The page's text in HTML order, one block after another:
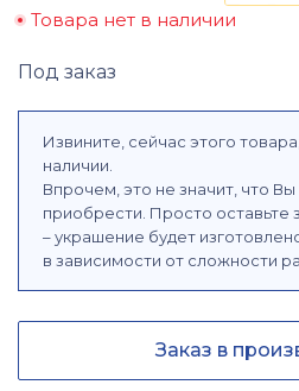
Товара нет в наличии
Под заказ
Извините, сейчас этого
наличии.
Впрочем, это не значит, что
приобрести. Просто оставьте
– украшение будет
в зависимости от сложности
Заказ в